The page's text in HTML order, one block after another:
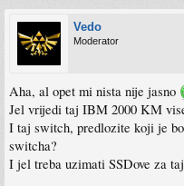
Vedo
Moderator
Aha, al opet mi nista nije jasno
Jel vrijedi taj IBM 2000 KM
I taj switch, predlozite koji je
switcha?
I jel treba uzimati SSDove za